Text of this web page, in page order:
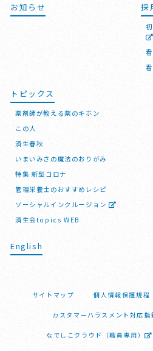
お知らせ 採
トピックス
薬剤師が教える薬のキホン
この人
済生春秋
いまいみさの魔法のおりがみ
特集 新型コロナ
管理栄養士のおすすめレシピ
ソーシャルインクルージョン
済生会topics WEB
English
サイトマップ 個人情報保護規程
カスタマーハラスメント対応指
なでしこクラウド（職員専用）